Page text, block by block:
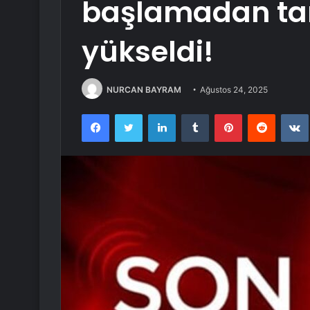
başlamadan
yükseldi!
NURCAN BAYRAM Ağustos 24, 2025
FacebookTwitter LinkedInTumblr PinterestReddit